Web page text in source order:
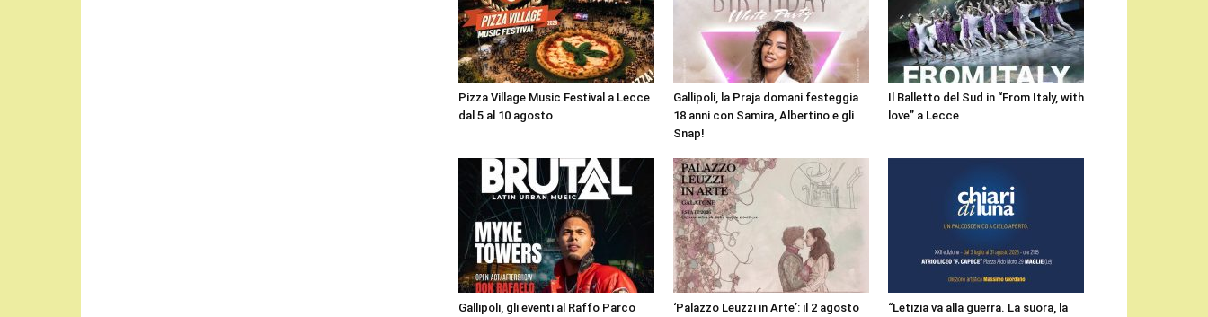
Pizza Village Music Festival a Lecce
dal 5 al 10 agosto
Gallipoli, la Praja domani festeggia
18 anni con Samira, Albertino e gli
Snap!
Il Balletto del Sud in “From Italy, with
love” a Lecce
Gallipoli, gli eventi al Raffo Parco ‘Palazzo Leuzzi in Arte’: il 2 agosto “Letizia va alla guerra. La suora, la